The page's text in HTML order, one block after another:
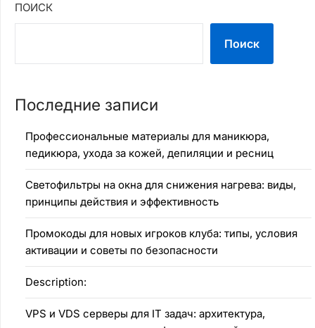
ПОИСК
Поиск
Последние записи
Профессиональные материалы для маникюра,
педикюра, ухода за кожей, депиляции и ресниц
Светофильтры на окна для снижения нагрева: виды,
принципы действия и эффективность
Промокоды для новых игроков клуба: типы, условия
активации и советы по безопасности
Description:
VPS и VDS серверы для IT задач: архитектура,